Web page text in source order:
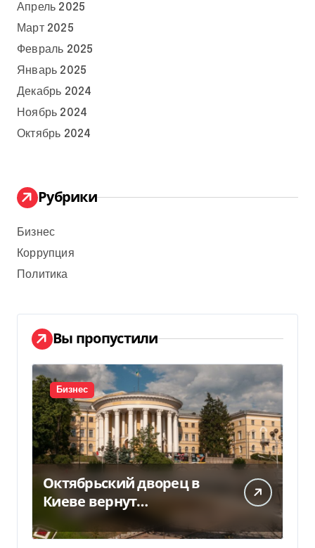
Апрель 2025
Март 2025
Февраль 2025
Январь 2025
Декабрь 2024
Ноябрь 2024
Октябрь 2024
Рубрики
Бизнес
Коррупция
Политика
Вы пропустили
Бизнес
Октябрьский дворец в
Киеве вернут
государству — решение
суда — Delo.ua